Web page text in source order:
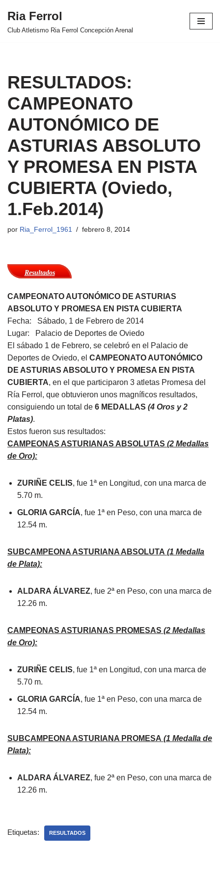
Saltar
Ria Ferrol
Club Atletismo Ria Ferrol Concepción Arenal
RESULTADOS:
CAMPEONATO
AUTONÓMICO DE
ASTURIAS ABSOLUTO
Y PROMESA EN PISTA
CUBIERTA (Oviedo,
1.Feb.2014)
por Ria_Ferrol_1961 febrero 8, 2014
Resultados
CAMPEONATO AUTONÓMICO DE ASTURIAS
ABSOLUTO Y PROMESA EN PISTA CUBIERTA
Fecha: Sábado, 1 de Febrero de 2014
Lugar: Palacio de Deportes de Oviedo
El sábado 1 de Febrero, se celebró en el Palacio de
Deportes de Oviedo, el CAMPEONATO AUTONÓMICO
DE ASTURIAS ABSOLUTO Y PROMESA EN PISTA
CUBIERTA, en el que participaron 3 atletas Promesa del
Ría Ferrol, que obtuvieron unos magníficos resultados,
consiguiendo un total de 6 MEDALLAS (4 Oros y 2
Platas).
Estos fueron sus resultados:
CAMPEONAS ASTURIANAS ABSOLUTAS (2 Medallas
de Oro):
ZURIÑE CELIS​, fue 1ª en Longitud, con una marca de
5.70 m.
GLORIA GARCÍA, fue 1ª en Peso, con una marca de
12.54 m.
SUBCAMPEONA ASTURIANA ABSOLUTA (1 Medalla
de Plata):
ALDARA ÁLVAREZ, fue 2ª en Peso, con una marca de
12.26 m.
CAMPEONAS ASTURIANAS PROMESAS (2 Medallas
de Oro):
ZURIÑE CELIS, fue 1ª en Longitud, con una marca de
5.70 m.
GLORIA GARCÍA, fue 1ª en Peso, con una marca de
12.54 m.
SUBCAMPEONA ASTURIANA PROMESA (1 Medalla de
Plata):
ALDARA ÁLVAREZ, fue 2ª en Peso, con una marca de
12.26 m.
Etiquetas: RESULTADOS